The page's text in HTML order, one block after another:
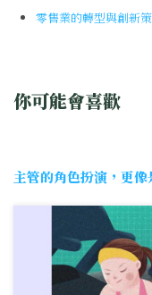
零售業的轉型與創新
你可能會喜歡
主管的角色扮演，更